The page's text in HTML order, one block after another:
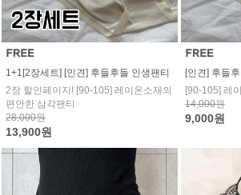
1+1[2장세트] [인견] 후들후들 인생팬티
2장 할인페이지! [90-105] 레이온소재의
편안한 삼각팬티
28,000원
13,900원
[인견] 후들
[90-105] 레
14,000원
9,000원